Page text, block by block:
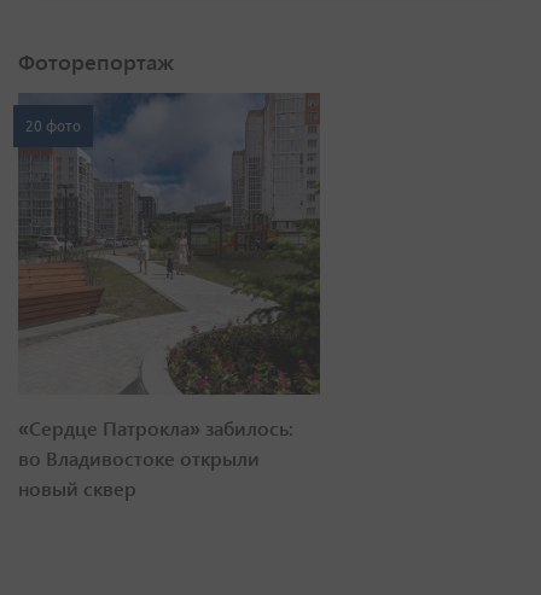
Фоторепортаж
20 фото
«Сердце Патрокла» забилось:
во Владивостоке открыли
новый сквер